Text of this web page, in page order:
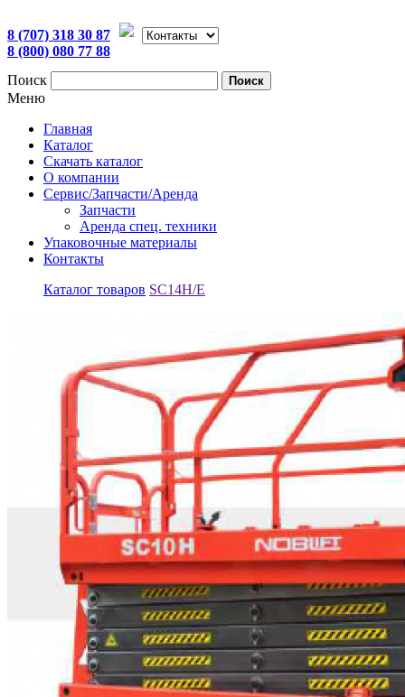
8 (707) 318 30 87
8 (800) 080 77 88
Поиск
Поиск
Меню
Главная
Каталог
Скачать каталог
О компании
Сервис/Запчасти/Аренда
Запчасти
Аренда спец. техники
Упаковочные материалы
Контакты
Каталог товаров SC14H/E